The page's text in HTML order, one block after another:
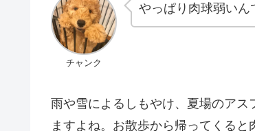
チャンク
やっぱり肉球弱いん
雨や雪によるしもやけ、夏場のア
ますよね。お散歩から帰ってくる